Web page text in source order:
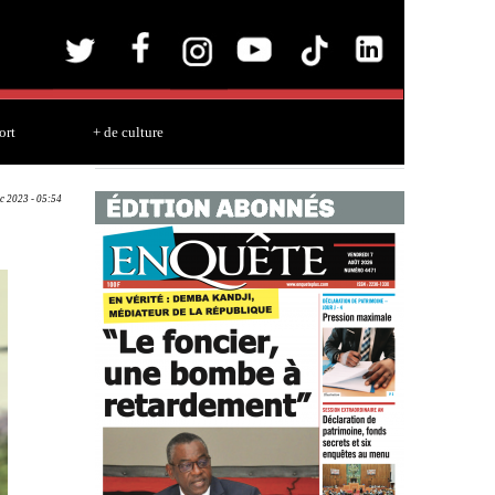
+ de culture
2023 - 05:54